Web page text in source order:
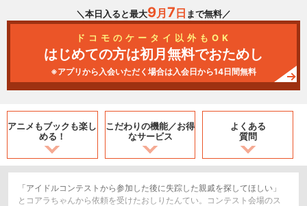
＼本日入ると最大9月 7 日 まで無料／
ドコモのケータイ以外もOK
はじめての方は初月無料でおためし
※アプリから入会いただく場合は入会日から14日間無料
アニメもブックも楽し
める！
こだわりの機能／お得
なサービス
よくある
質問
「アイドルコンテストから参加した後に失踪した親戚を探してほしい」
とコアラちゃんから依頼を受けたおしりたんてい。コンテスト会場のス